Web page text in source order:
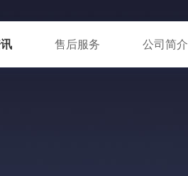
售后服务 公司简介